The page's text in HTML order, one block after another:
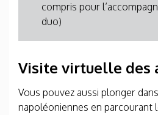
compris pour
duo)
Visite virtuelle des
Vous pouvez aussi plonger
napoléoniennes en parcourant